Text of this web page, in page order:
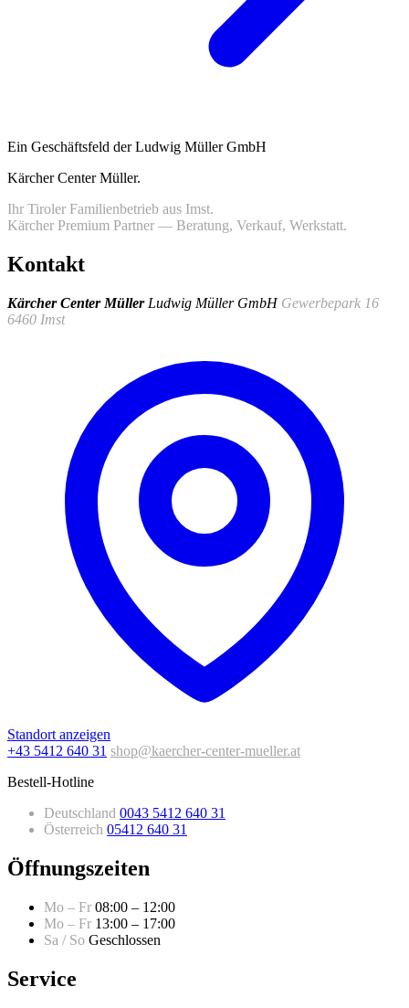
Ein Geschäftsfeld der Ludwig Müller GmbH
Kärcher Center Müller.
Ihr Tiroler Familienbetrieb aus Imst.
Kärcher Premium Partner — Beratung, Verkauf, Werkstatt.
Kontakt
Kärcher Center Müller Ludwig Müller GmbH Gewerbepark 16
6460 Imst
Standort anzeigen
+43 5412 640 31 shop@kaercher-center-mueller.at
Bestell-Hotline
Deutschland 0043 5412 640 31
Österreich 05412 640 31
Öffnungszeiten
Mo – Fr 08:00 – 12:00
Mo – Fr 13:00 – 17:00
Sa / So Geschlossen
Service